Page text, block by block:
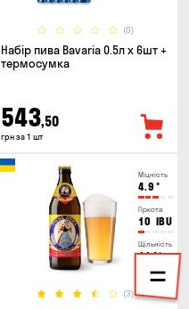
(0)
Набір пива Bavaria 0.5л х 6шт +
термосумка
543,50
грн за 1 шт
Міцність
4.9 °
Гіркота
10 IBU
Щільність
11%
(3)